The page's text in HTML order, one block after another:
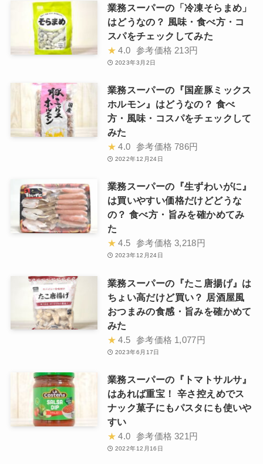
業務スーパーの「冷凍そらまめ」
はどうなの？ 風味・食べ方・コ
スパをチェックしてみた
★ 4.0 参考価格 213円
2023年3月2日
業務スーパーの『国産豚ミックス
ホルモン』はどうなの？ 食べ
方・風味・コスパをチェックして
みた
★ 4.0 参考価格 786円
2022年12月24日
業務スーパーの『生ずわいがに』
は買いやすい価格だけどどうな
の？ 食べ方・旨みを確かめてみ
た
★ 4.5 参考価格 3,218円
2023年12月24日
業務スーパーの『たこ唐揚げ』は
ちょい高だけど買い？ 居酒屋風
おつまみの食感・旨みを確かめて
みた
★ 4.5 参考価格 1,077円
2023年6月17日
業務スーパーの『トマトサルサ』
はあれば重宝！ 辛さ控えめでス
ナック菓子にもパスタにも使いや
すい
★ 4.0 参考価格 321円
2022年12月16日